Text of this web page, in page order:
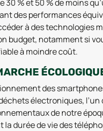
30 % et 50 % de moins
des performances
à des technologies
budget, notamment si
à moindre coût.
des
électroniques,
de notre
la durée de vie des